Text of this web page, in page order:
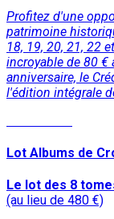
Profitez d'une
patrimoine
18, 19, 20, 21, 22
incroyable de 80 €
anniversaire, le
l'édition intégrale
Lot Albums de
Le lot des 8
(au lieu de 480 €)